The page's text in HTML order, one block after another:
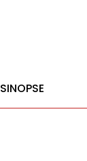
SINOPSE